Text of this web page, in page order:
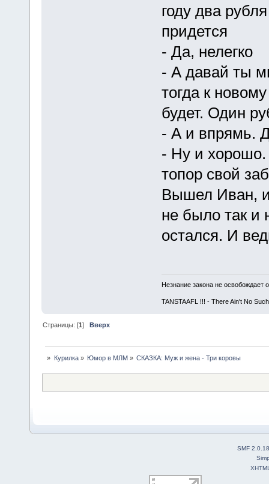
году два
придется
- Да, нелегко
- А давай ты
тогда к
будет. Один
- А и впрямь.
- Ну и хорошо.
топор свой
Вышел Иван, и
не было так и
остался. И
Незнание закона не освобождает
TANSTAAFL !!! - There Ain't No
Страницы: [1] Вверх
» Курилка» Юмор в МЛМ » СКАЗКА: Муж и жена - Три коровы
SMF 2.0.18